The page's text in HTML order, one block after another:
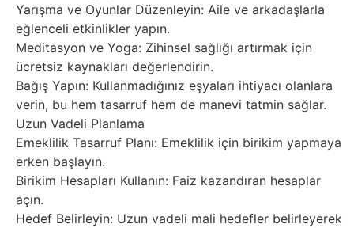
Yarışma ve Oyunlar Düzenleyin: Aile ve arkadaşlarla
eğlenceli etkinlikler yapın.
Meditasyon ve Yoga: Zihinsel sağlığı artırmak için
ücretsiz kaynakları değerlendirin.
Bağış Yapın: Kullanmadığınız eşyaları ihtiyacı olanlara
verin, bu hem tasarruf hem de manevi tatmin sağlar.
Uzun Vadeli Planlama
Emeklilik Tasarruf Planı: Emeklilik için birikim yapmaya
erken başlayın.
Birikim Hesapları Kullanın: Faiz kazandıran hesaplar
açın.
Hedef Belirleyin: Uzun vadeli mali hedefler belirleyerek